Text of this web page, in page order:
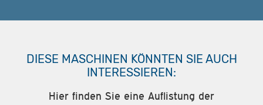
DIESE MASCHINEN KÖNNTEN SIE AUCH
INTERESSIEREN:
Hier finden Sie eine Auflistung der